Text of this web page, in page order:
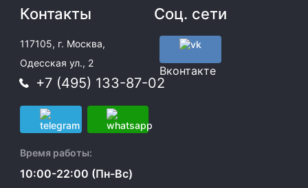
Контакты
117105, г. Москва,
Одесская ул., 2
+7 (495) 133-87-02
Время работы:
10:00-22:00 (Пн-Вс)
Соц. сети
Вконтакте